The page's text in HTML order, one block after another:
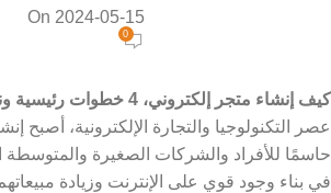
On 2024-05-15
0
كيف إنشاء متجر إلكتروني، 4 خطوات رئيسية ونصائح مهمة –
عصر التكنولوجيا والتجارة الإلكترونية، أصبح
حاسمًا للأفراد والشركات الصغيرة والمتوسطة
في بناء وجود قوي على الإنترنت وزيادة